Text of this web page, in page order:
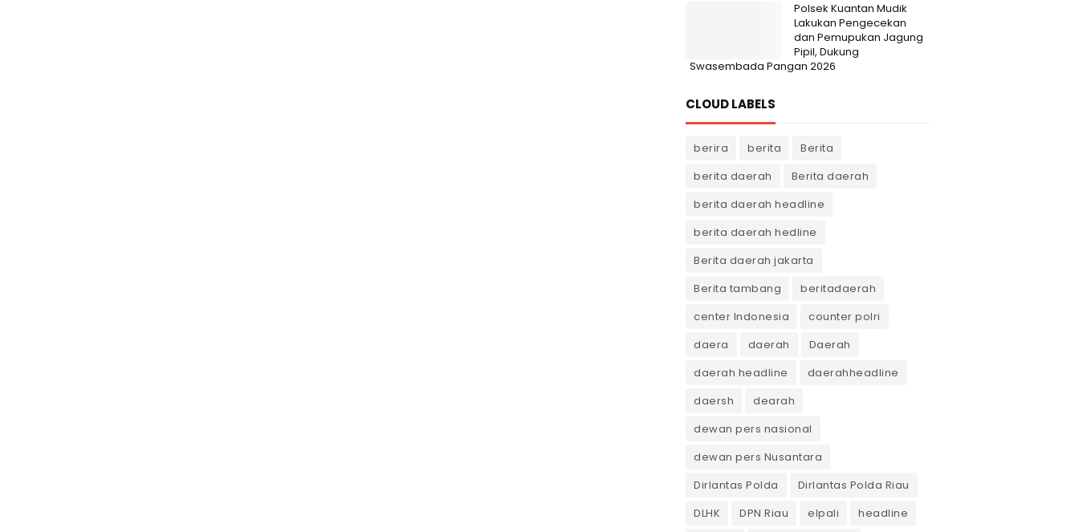
Polsek Kuantan Mudik
Lakukan Pengecekan
dan Pemupukan Jagung
Pipil, Dukung
Swasembada Pangan 2026
CLOUD LABELS
berira berita
Berita
berita daerah
Berita daerah
berita daerah headline
berita daerah hedline
Berita daerah jakarta
Berita tambang
beritadaerah
center Indonesia
counter polri
daera
daerah
Daerah
daerah headline
daerahheadline
daersh
dearah
dewan pers nasional
dewan pers Nusantara
Dirlantas Polda
Dirlantas Polda Riau
DLHK
DPN Riau elpali headline